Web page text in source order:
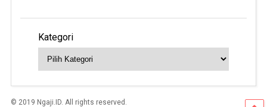
Kategori
© 2019 Ngaji.ID. All rights reserved.